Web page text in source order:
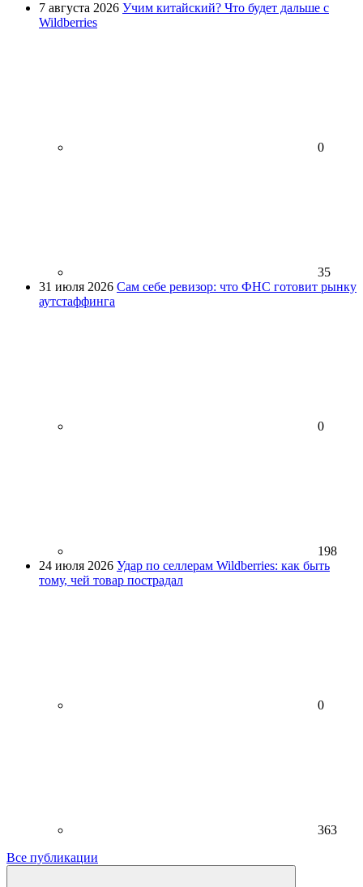
7 августа 2026 Учим китайский? Что будет дальше с
Wildberries
0
35
31 июля 2026 Сам себе ревизор: что ФНС готовит рынку
аутстаффинга
0
198
24 июля 2026 Удар по селлерам Wildberries: как быть
тому, чей товар пострадал
0
363
Все публикации